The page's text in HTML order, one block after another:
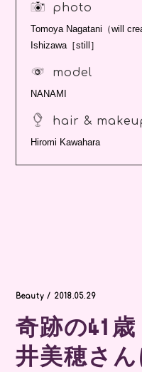
photo
Tomoya Nagatani（will
Ishizawa［still］
model
NANAMI
hair &
Hiromi Kawahara
Beauty / 2018.05.29
奇跡の41
井美穂さ